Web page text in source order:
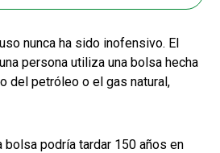
nunca ha sido inofensivo. El
persona utiliza una bolsa hecha
del petróleo o el gas natural,
bolsa podría tardar 150 años en